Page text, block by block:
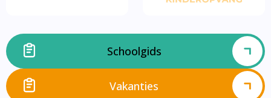
Schoolgids
Vakanties